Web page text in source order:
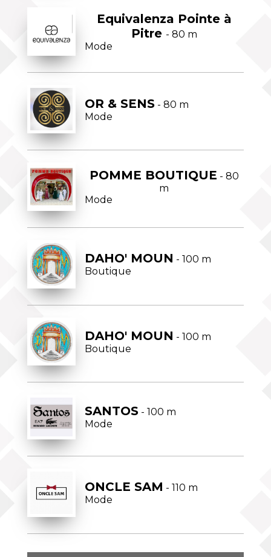
Equivalenza Pointe à
Pitre - 80 m
Mode
OR & SENS- 80 m
Mode
POMME BOUTIQUE - 80
m
Mode
DAHO' MOUN - 100 m
Boutique
DAHO' MOUN - 100 m
Boutique
SANTOS- 100 m
Mode
ONCLE SAM - 110 m
Mode